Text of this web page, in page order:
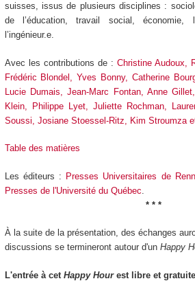
suisses, issus de plusieurs disciplines :
de l’éducation, travail social, économie,
l’ingénieur.e.
Avec les contributions de : Christine Audoux,
Frédéric Blondel, Yves Bonny, Catherine
Lucie Dumais, Jean-Marc Fontan, Anne
Klein, Philippe Lyet, Juliette Rochman,
Soussi, Josiane Stoessel-Ritz, Kim Stroumza
Table des matières
Les éditeurs : Presses Universitaires de
Presses de l'Université du Québec
* * *
À la suite de la présentation, des échanges
discussions se termineront autour d'un Happy
L'entrée à cet Happy Hourest libre et